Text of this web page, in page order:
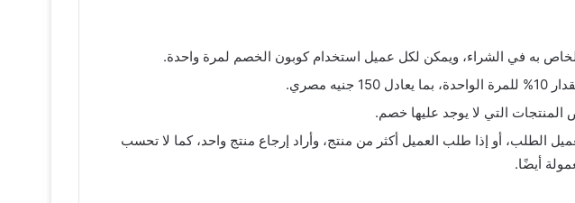
به في الشراء، ويمكن لكل عميل استخدام كوبون الخصم لمرة واحدة.
الطلب، أو إذا طلب العميل أكثر من منتج، وأراد إرجاع منتج واحد، كما لا تحسب